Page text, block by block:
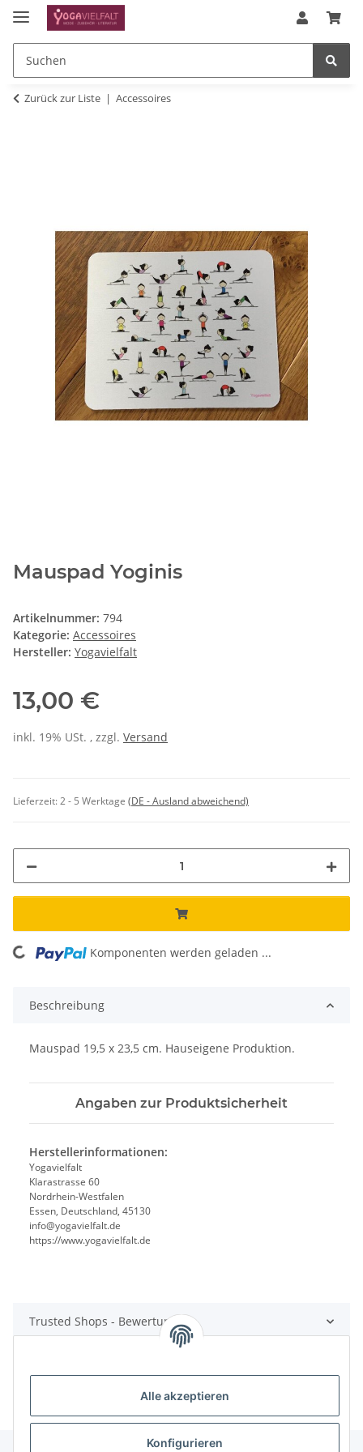
Alle akzeptieren
Konfigurieren
Zurück zur Liste Accessoires
Mauspad Yoginis
Artikelnummer: 794
Kategorie: Accessoires
Hersteller: Yogavielfalt
13,00 €
inkl. 19% USt. , zzgl. Versand
Lieferzeit:2 - 5 Werktage (DE - Ausland abweichend)
Loading... Komponenten werden geladen ...
Beschreibung
Mauspad 19,5 x 23,5 cm. Hauseigene Produktion.
Angaben zur Produktsicherheit
Herstellerinformationen:
Yogavielfalt
Klarastrasse 60
Nordrhein-Westfalen
Essen, Deutschland, 45130
info@yogavielfalt.de
https://www.yogavielfalt.de
Trusted Shops - Bewertungen